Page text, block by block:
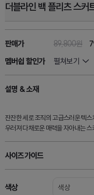
더블라인 백 플리츠 스커
판매가 89,800원
멤버쉽 할인가
펼쳐보기
설명 & 소재
잔잔한 세로 조직의 고급스러운 텍
우러져 다채로운 매력을 자아내는
사이즈가이드
색상 색상